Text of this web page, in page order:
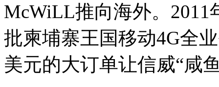
McWiLL推向海外。
批柬埔寨王国移动4G全
美元的大订单让信威“咸